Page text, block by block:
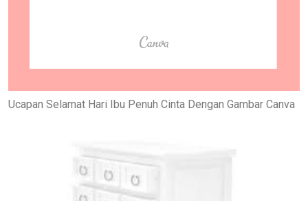
Ucapan Selamat Hari Ibu Penuh Cinta Dengan Gambar Canva